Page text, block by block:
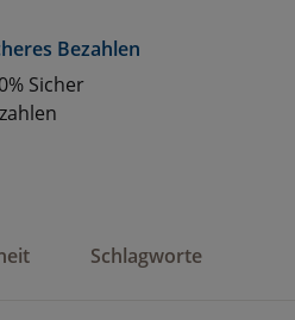
Bezahlen
Sicher
Schlagworte